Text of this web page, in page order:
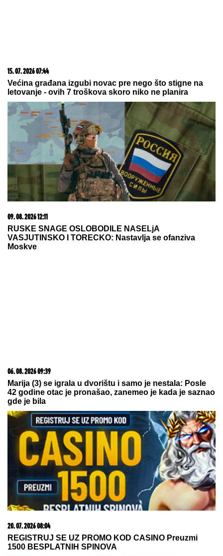
15. 07. 2026 07:44
Većina građana izgubi novac pre nego što stigne na
letovanje - ovih 7 troškova skoro niko ne planira
09. 08. 2026 12:11
RUSKE SNAGE OSLOBODILE NASELjA
VASJUTINSKO I TORECKO: Nastavlja se ofanziva
Moskve
06. 08. 2026 09:39
Marija (3) se igrala u dvorištu i samo je nestala: Posle
42 godine otac je pronašao, zanemeo je kada je saznao
gde je bila
20. 07. 2026 08:04
REGISTRUJ SE UZ PROMO KOD CASINO Preuzmi
1500 BESPLATNIH SPINOVA